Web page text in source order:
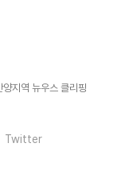
지역 뉴우스 클리핑
Twitter